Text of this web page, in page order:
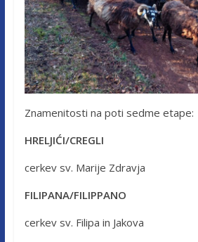
Znamenitosti na poti sedme etape:
HRELJIĆI/CREGLI
cerkev sv. Marije Zdravja
FILIPANA/FILIPPANO
cerkev sv. Filipa in Jakova